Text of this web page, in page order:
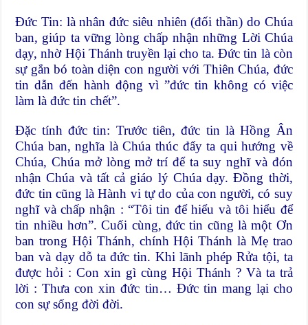
Đức Tin: là nhân đức siêu nhiên (đối thần) do Chúa
ban, giúp ta vững lòng chấp nhận những Lời Chúa
dạy, nhờ Hội Thánh truyền lại cho ta. Đức tin là còn
sự gắn bó toàn diện con người với Thiên Chúa, đức
tin dẫn đến hành động vì ”đức tin không có việc
làm là đức tin chết”.
Đặc tính đức tin: Trước tiên, đức tin là Hồng Ân
Chúa ban, nghĩa là Chúa thúc đẩy ta qui hướng về
Chúa, Chúa mở lòng mở trí để ta suy nghĩ và đón
nhận Chúa và tất cả giáo lý Chúa dạy. Đồng thời,
đức tin cũng là Hành vi tự do của con người, có suy
nghĩ và chấp nhận : “Tôi tin để hiểu và tôi hiểu để
tin nhiều hơn”. Cuối cùng, đức tin cũng là một Ơn
ban trong Hội Thánh, chính Hội Thánh là Mẹ trao
ban và dạy dỗ ta đức tin. Khi lãnh phép Rửa tội, ta
được hỏi : Con xin gì cùng Hội Thánh ? Và ta trả
lời : Thưa con xin đức tin… Đức tin mang lại cho
con sự sống đời đời.